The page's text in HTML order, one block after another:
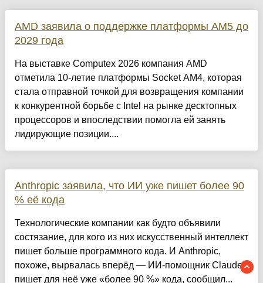
AMD заявила о поддержке платформы AM5 до
2029 года
На выставке Computex 2026 компания AMD
отметила 10-летие платформы Socket AM4, которая
стала отправной точкой для возвращения компании
к конкурентной борьбе с Intel на рынке десктопных
процессоров и впоследствии помогла ей занять
лидирующие позиции....
Anthropic заявила, что ИИ уже пишет более 90
% её кода
Технологические компании как будто объявили
состязание, для кого из них искусственный интеллект
пишет больше программного кода. И Anthropic,
похоже, вырвалась вперёд — ИИ-помощник Claude
пишет для неё уже «более 90 %» кода, сообщил...